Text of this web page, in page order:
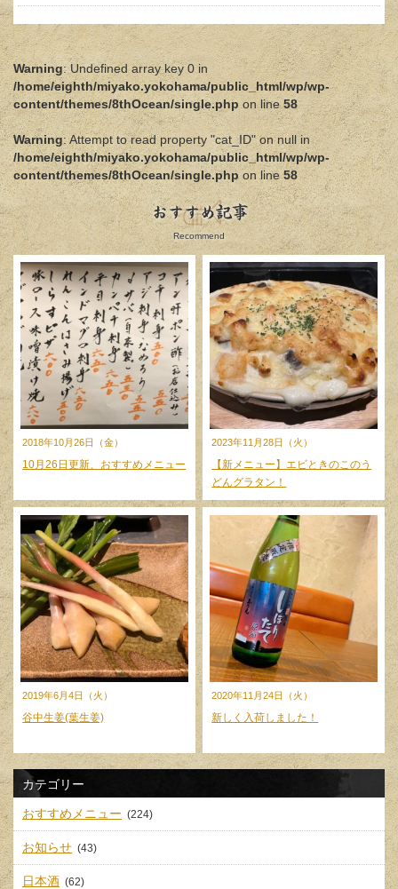
Warning: Undefined array key 0 in
/home/eighth/miyako.yokohama/public_html/wp/wp-
content/themes/8thOcean/single.phpon line58
Warning: Attempt to read property "cat_ID" on null in
/home/eighth/miyako.yokohama/public_html/wp/wp-
content/themes/8thOcean/single.phpon line58
おすすめ記事
Recommend
2018年10月26日（金）
10月26日更新、おすすめメニュー
2023年11月28日（火）
【新メニュー】エビときのこのう
どんグラタン！
2019年6月4日（火）
谷中生姜(葉生姜)
2020年11月24日（火）
新しく入荷しました！
カテゴリー
おすすめメニュー (224)
お知らせ (43)
日本酒 (62)